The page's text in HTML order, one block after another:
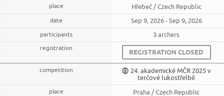
Hřebeč / Czech Republic
Sep 9, 2026 - Sep 9, 2026
3 archers
REGISTRATION CLOSED
24. akademické MČR 2025 v
terčové lukostřelbě
Praha / Czech Republic